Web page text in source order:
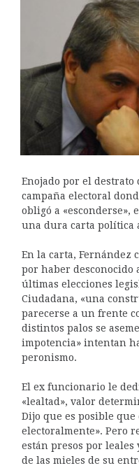
Enojado por el
campaña electoral
obligó a «esconderse»,
una dura carta política
En la carta, Fernández
por haber desconocido
últimas elecciones
Ciudadana, «una
parecerse a un frente
distintos palos se
impotencia» intentan
peronismo.
El ex funcionario le
«lealtad», valor
Dijo que es posible que
electoralmente». Pero
están presos por leales
de las mieles de su